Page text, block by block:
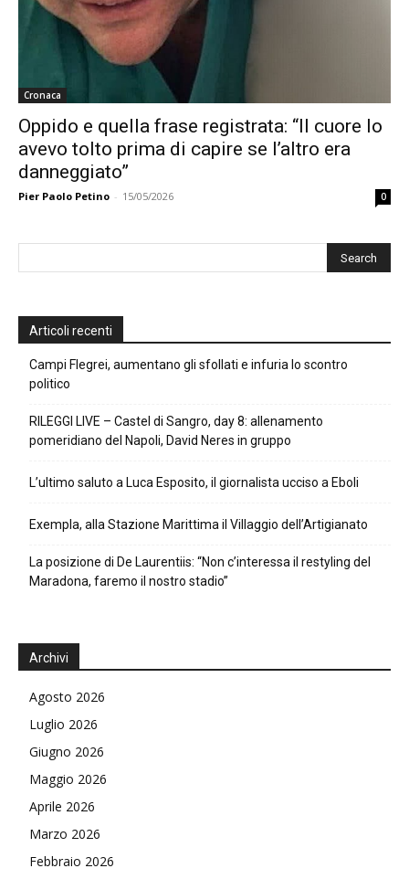
Cronaca
Oppido e quella frase registrata: “Il cuore lo
avevo tolto prima di capire se l’altro era
danneggiato”
Pier Paolo Petino - 15/05/2026 0
Articoli recenti
Campi Flegrei, aumentano gli sfollati e infuria lo scontro
politico
RILEGGI LIVE – Castel di Sangro, day 8: allenamento
pomeridiano del Napoli, David Neres in gruppo
L’ultimo saluto a Luca Esposito, il giornalista ucciso a Eboli
Exempla, alla Stazione Marittima il Villaggio dell’Artigianato
La posizione di De Laurentiis: “Non c’interessa il restyling del
Maradona, faremo il nostro stadio”
Archivi
Agosto 2026
Luglio 2026
Giugno 2026
Maggio 2026
Aprile 2026
Marzo 2026
Febbraio 2026